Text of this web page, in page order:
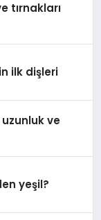
tırnakları
ilk dişleri
ve
yeşil?